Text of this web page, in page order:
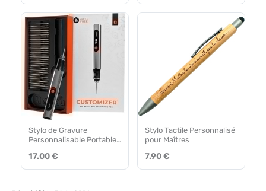
Stylo de Gravure
Personnalisable Portable
17.00 €
Stylo Tactile Personnalisé
pour Maîtres
7.90 €